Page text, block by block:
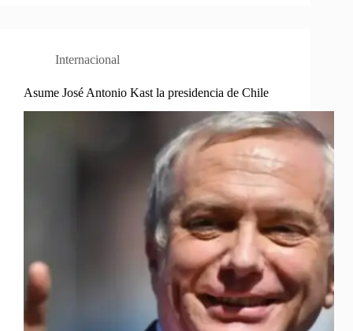
Internacional
Asume José Antonio Kast la presidencia de Chile